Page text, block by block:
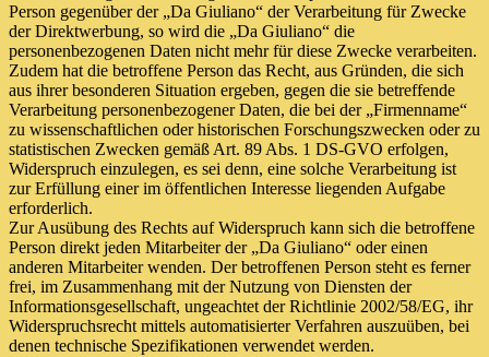
Person gegenüber der „Da Giuliano“ der Verarbeitung für Zwecke
der Direktwerbung, so wird die „Da Giuliano“ die
personenbezogenen Daten nicht mehr für diese Zwecke verarbeiten.
Zudem hat die betroffene Person das Recht, aus Gründen, die sich
aus ihrer besonderen Situation ergeben, gegen die sie betreffende
Verarbeitung personenbezogener Daten, die bei der „Firmenname“
zu wissenschaftlichen oder historischen Forschungszwecken oder zu
statistischen Zwecken gemäß Art. 89 Abs. 1 DS-GVO erfolgen,
Widerspruch einzulegen, es sei denn, eine solche Verarbeitung ist
zur Erfüllung einer im öffentlichen Interesse liegenden Aufgabe
erforderlich.
Zur Ausübung des Rechts auf Widerspruch kann sich die betroffene
Person direkt jeden Mitarbeiter der „Da Giuliano“ oder einen
anderen Mitarbeiter wenden. Der betroffenen Person steht es ferner
frei, im Zusammenhang mit der Nutzung von Diensten der
Informationsgesellschaft, ungeachtet der Richtlinie 2002/58/EG, ihr
Widerspruchsrecht mittels automatisierter Verfahren auszuüben, bei
denen technische Spezifikationen verwendet werden.